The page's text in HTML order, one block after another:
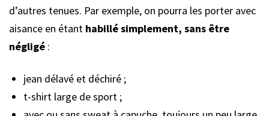
d’autres tenues. Par exemple, on pourra les porter avec
aisance en étant habillé simplement, sans être
négligé :
jean délavé et déchiré ;
t-shirt large de sport ;